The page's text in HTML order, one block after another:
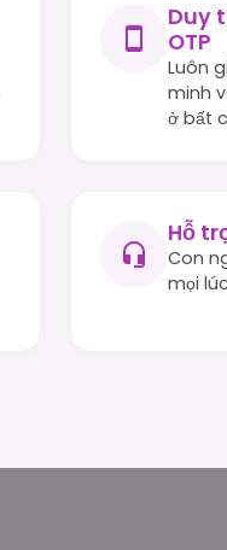
Duy
OTP
Luôn
minh
ở bất
Hỗ
Con
mọi